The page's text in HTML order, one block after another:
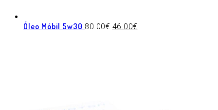
Óleo Móbil 5w30 80.00€ 46.00€